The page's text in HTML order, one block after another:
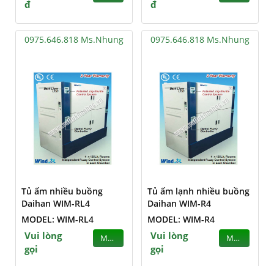
đ đ
0975.646.818 Ms.Nhung
Tủ ấm nhiều buồng
Daihan WIM-RL4
MODEL: WIM-RL4
Vui lòng
gọi
MUA
0975.646.818 Ms.Nhung
Tủ ấm lạnh nhiều buồng
Daihan WIM-R4
MODEL: WIM-R4
Vui lòng
gọi
MUA